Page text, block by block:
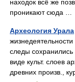
находок всё же
проникают сюда …
Археология Урала
следы сохранились
виде культ. слоев
древних произв.,